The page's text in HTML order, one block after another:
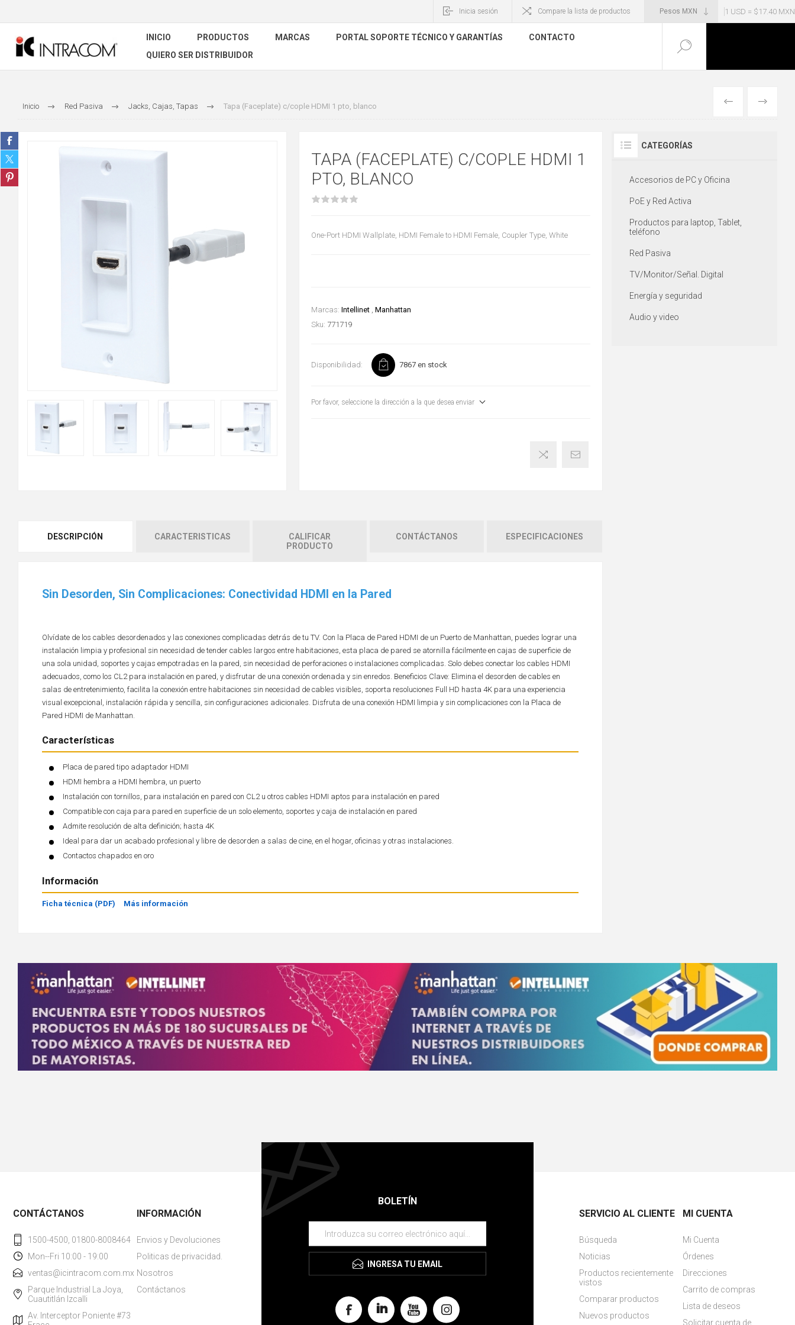
1 USD = $17.40 MXN
Inicia sesión Compare la lista de productos
INICIO PRODUCTOS MARCAS PORTAL SOPORTE TÉCNICO Y GARANTÍAS
CONTACTO
QUIERO SER DISTRIBUIDOR
Inicio Red Pasiva Jacks, Cajas, Tapas Tapa (Faceplate) c/cople HDMI 1 pto, blanco ANTERIOR
TAPA (FACEPLATE) C/COPLE HDMI 1
PTO, BLANCO
One-Port HDMI Wallplate, HDMI Female to HDMI Female, Coupler Type, White
Marcas: Intellinet , Manhattan
Sku: 771719
Disponibilidad: 7867 en stock
Por favor, seleccione la dirección a la que desea enviar
DESCRIPCIÓN CARACTERISTICAS
CALIFICAR
PRODUCTO
CONTÁCTANOS ESPECIFICACIONES
Sin Desorden, Sin Complicaciones: Conectividad HDMI en la Pared
Olvídate de los cables desordenados y las conexiones complicadas detrás de tu TV. Con la Placa de Pared HDMI de un Puerto de Manhattan, puedes lograr una
instalación limpia y profesional sin necesidad de tender cables largos entre habitaciones, esta placa de pared se atornilla fácilmente en cajas de superficie de
una sola unidad, soportes y cajas empotradas en la pared, sin necesidad de perforaciones o instalaciones complicadas. Solo debes conectar los cables HDMI
adecuados, como los CL2 para instalación en pared, y disfrutar de una conexión ordenada y sin enredos. Beneficios Clave: Elimina el desorden de cables en
salas de entretenimiento, facilita la conexión entre habitaciones sin necesidad de cables visibles, soporta resoluciones Full HD hasta 4K para una experiencia
visual excepcional, instalación rápida y sencilla, sin configuraciones adicionales. Disfruta de una conexión HDMI limpia y sin complicaciones con la Placa de
Pared HDMI de Manhattan.
Características
Placa de pared tipo adaptador HDMI
HDMI hembra a HDMI hembra, un puerto
Instalación con tornillos, para instalación en pared con CL2 u otros cables HDMI aptos para instalación en pared
Compatible con caja para pared en superficie de un solo elemento, soportes y caja de instalación en pared
Admite resolución de alta definición; hasta 4K
Ideal para dar un acabado profesional y libre de desorden a salas de cine, en el hogar, oficinas y otras instalaciones.
Contactos chapados en oro
Información
Ficha técnica (PDF) Más información
CATEGORÍAS
Accesorios de PC y Oficina
PoE y Red Activa
Productos para laptop, Tablet,
teléfono
Red Pasiva
TV/Monitor/Señal. Digital
Energía y seguridad
Audio y video
BOLETÍN
INGRESA TU EMAIL
CONTÁCTANOS
1500-4500, 01800-8008464
Mon--Fri 10:00 - 19:00
ventas@icintracom.com.mx
Parque Industrial La Joya,
Cuautitlán Izcalli
Av. Interceptor Poniente #73
INFORMACIÓN
Envios y Devoluciones
Politicas de privacidad.
Nosotros
Contáctanos
SERVICIO AL CLIENTE
Búsqueda
Noticias
Productos recientemente
vistos
Comparar productos
Nuevos productos
MI CUENTA
Mi Cuenta
Órdenes
Direcciones
Carrito de compras
Lista de deseos
Solicitar cuenta de